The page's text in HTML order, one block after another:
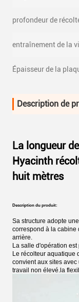
profondeur de
entraînement de la
Épaisseur de la
Description de
La longueur
Hyacinth
huit mètres
Description du produit:
Sa structure adopte
correspond à la cabine
arrière.
La salle d'opération
Le récolteur aquatique
convient aux sites
travail non élevé.la